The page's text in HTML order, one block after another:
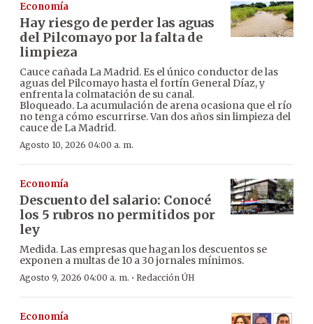
Economía
Hay riesgo de perder las aguas
del Pilcomayo por la falta de
limpieza
Cauce cañada La Madrid. Es el único conductor de las
aguas del Pilcomayo hasta el fortín General Díaz, y
enfrenta la colmatación de su canal.
Bloqueado. La acumulación de arena ocasiona que el río
no tenga cómo escurrirse. Van dos años sin limpieza del
cauce de La Madrid.
Agosto 10, 2026 04:00 a. m.
Economía
Descuento del salario: Conocé
los 5 rubros no permitidos por
ley
Medida. Las empresas que hagan los descuentos se
exponen a multas de 10 a 30 jornales mínimos.
Agosto 9, 2026 04:00 a. m. · Redacción ÚH
Economía